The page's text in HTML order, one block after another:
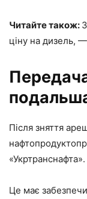
Читайте також:
ціну на дизель,
Після зняття
«Укртранснафта».
Це має